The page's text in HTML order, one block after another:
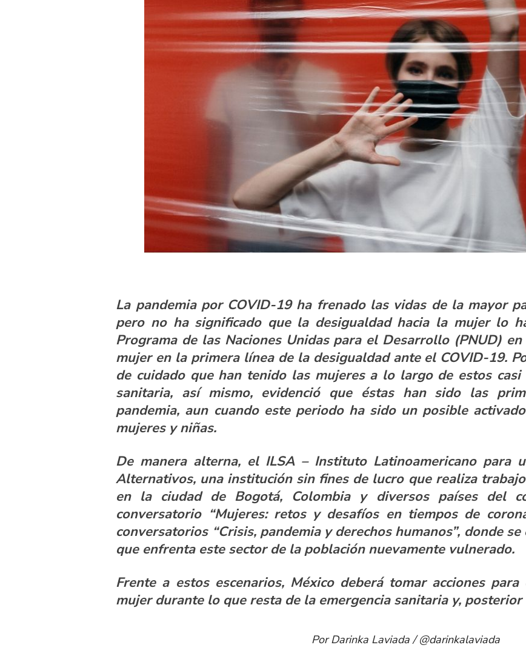
La pandemia por COVID-19 ha frenado las vidas de la mayor
pero no ha significado que la desigualdad hacia la mujer lo
Programa de las Naciones Unidas para el Desarrollo (PNUD)
mujer en la primera línea de la desigualdad ante el COVID-19.
de cuidado que han tenido las mujeres a lo largo de estos casi
sanitaria, así mismo, evidenció que éstas han sido las
pandemia, aun cuando este periodo ha sido un posible
mujeres y niñas.
De manera alterna, el ILSA – Instituto Latinoamericano para
Alternativos, una institución sin fines de lucro que realiza
en la ciudad de Bogotá, Colombia y diversos países del
conversatorio “Mujeres: retos y desafíos en tiempos de
conversatorios “Crisis, pandemia y derechos humanos”, donde
que enfrenta este sector de la población nuevamente vulnerado.
Frente a estos escenarios, México deberá tomar acciones
mujer durante lo que resta de la emergencia sanitaria y, posterior
Por Darinka Laviada / @darinkalaviada